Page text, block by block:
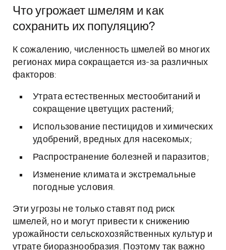
Что угрожает шмелям и как
сохранить их популяцию?
К сожалению, численность шмелей во многих
регионах мира сокращается из-за различных
факторов:
Утрата естественных местообитаний и
сокращение цветущих растений;
Использование пестицидов и химических
удобрений, вредных для насекомых;
Распространение болезней и паразитов;
Изменение климата и экстремальные
погодные условия.
Эти угрозы не только ставят под риск
шмелей, но и могут привести к снижению
урожайности сельскохозяйственных культур и
утрате биоразнообразия. Поэтому так важно